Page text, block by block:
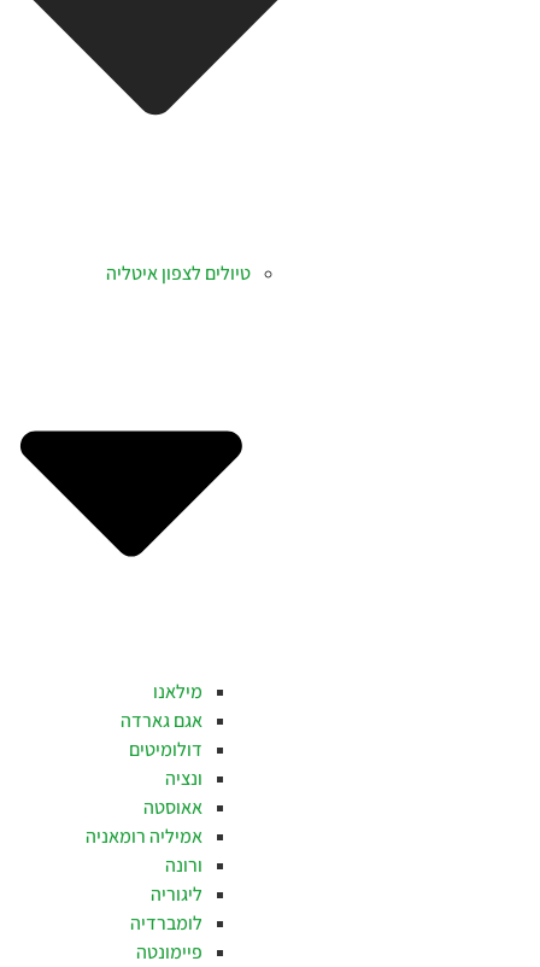
טיולים לצפון איטליה
מילאנו
אגם גארדה
דולומיטים
ונציה
אאוסטה
אמיליה רומאניה
ורונה
ליגוריה
לומברדיה
פיימונטה